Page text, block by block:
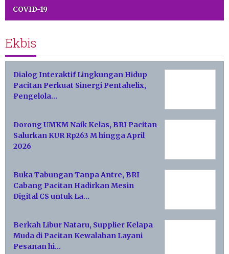
COVID-19
Ekbis
Dialog Interaktif Lingkungan Hidup
Pacitan Perkuat Sinergi Pentahelix,
Pengelola…
Dorong UMKM Naik Kelas, BRI Pacitan
Salurkan KUR Rp263 M hingga April
2026
Buka Tabungan Tanpa Antre, BRI
Cabang Pacitan Hadirkan Mesin
Digital CS untuk La…
Berkah Libur Nataru, Supplier Kelapa
Muda di Pacitan Kewalahan Layani
Pesanan hi…